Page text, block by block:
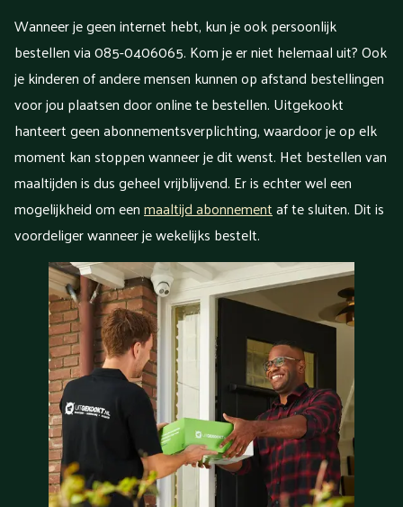
Wanneer je geen internet hebt, kun je ook persoonlijk
bestellen via 085-0406065. Kom je er niet helemaal uit? Ook
je kinderen of andere mensen kunnen op afstand bestellingen
voor jou plaatsen door online te bestellen. Uitgekookt
hanteert geen abonnementsverplichting, waardoor je op elk
moment kan stoppen wanneer je dit wenst. Het bestellen van
maaltijden is dus geheel vrijblijvend. Er is echter wel een
mogelijkheid om eenmaaltijd abonnementaf te sluiten. Dit is
voordeliger wanneer je wekelijks bestelt.